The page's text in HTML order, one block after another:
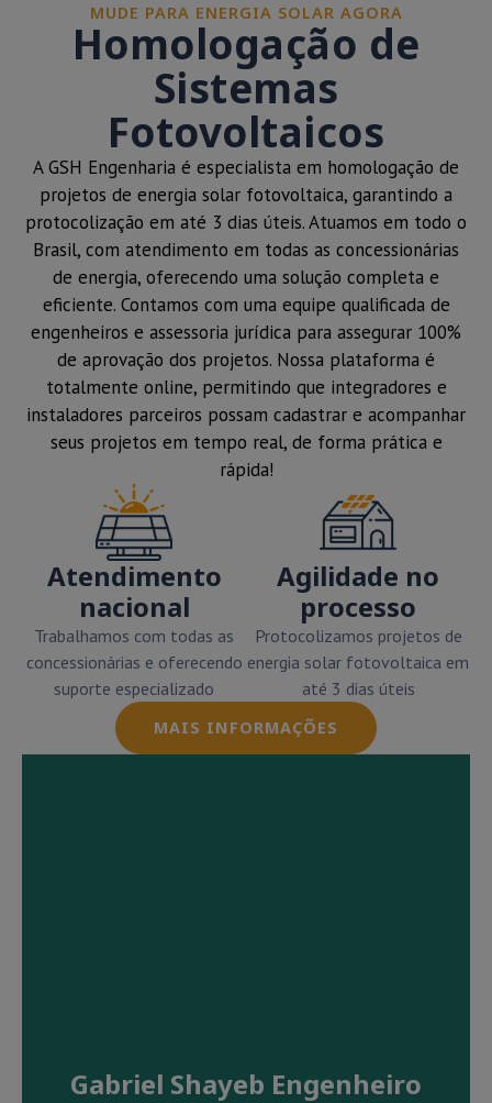
MUDE PARA ENERGIA SOLAR AGORA
Homologação de
Sistemas
Fotovoltaicos
A GSH Engenharia é especialista em homologação de
projetos de energia solar fotovoltaica, garantindo a
protocolização em até 3 dias úteis. Atuamos em todo o
Brasil, com atendimento em todas as concessionárias
de energia, oferecendo uma solução completa e
eficiente. Contamos com uma equipe qualificada de
engenheiros e assessoria jurídica para assegurar 100%
de aprovação dos projetos. Nossa plataforma é
totalmente online, permitindo que integradores e
instaladores parceiros possam cadastrar e acompanhar
seus projetos em tempo real, de forma prática e
rápida!
Atendimento
nacional
Trabalhamos com todas as
concessionárias e oferecendo
suporte especializado
Agilidade no
processo
Protocolizamos projetos de
energia solar fotovoltaica em
até 3 dias úteis
MAIS INFORMAÇÕES
Gabriel Shayeb Engenheiro